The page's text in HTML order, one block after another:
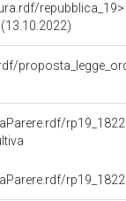
repubblica_19>
(13.10.2022)